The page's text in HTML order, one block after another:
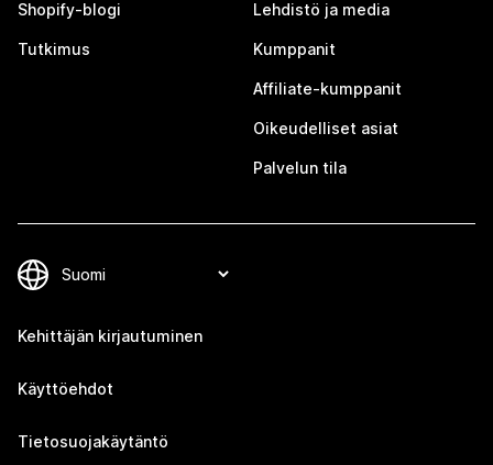
Shopify-blogi
Tutkimus
Lehdistö ja media
Kumppanit
Affiliate-kumppanit
Oikeudelliset asiat
Palvelun tila
Kehittäjän kirjautuminen
Käyttöehdot
Tietosuojakäytäntö